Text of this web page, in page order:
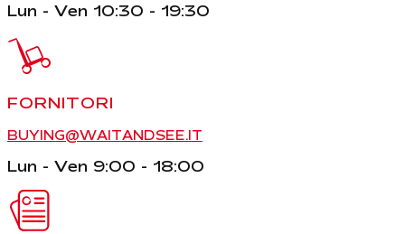
Lun - Ven 10:30 - 19:30
FORNITORI
BUYING@WAITANDSEE.IT
Lun - Ven 9:00 - 18:00